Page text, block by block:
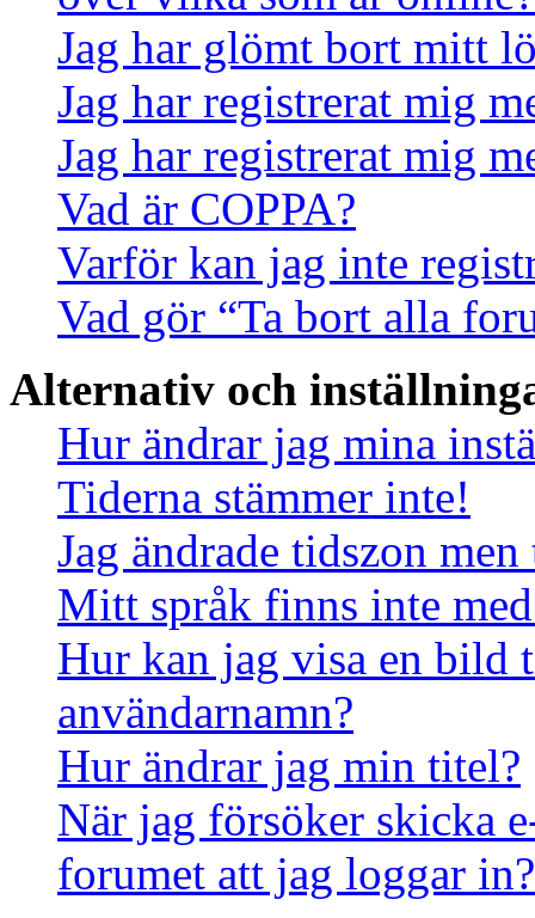
Jag har glömt bort mitt
Jag har registrerat mig
Jag har registrerat mig
Vad är COPPA?
Varför kan jag inte
Vad gör “Ta bort alla
Alternativ och
Hur ändrar jag mina
Tiderna stämmer inte!
Jag ändrade tidszon
Mitt språk finns inte
Hur kan jag visa en bild
användarnamn?
Hur ändrar jag min titel?
När jag försöker skicka
forumet att jag loggar in?